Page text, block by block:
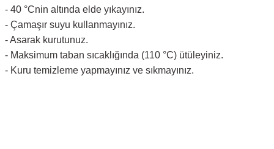
- 40 °Cnin altında elde yıkayınız.
- Çamaşır suyu kullanmayınız.
- Asarak kurutunuz.
- Maksimum taban sıcaklığında (110 °C) ütüleyiniz.
- Kuru temizleme yapmayınız ve sıkmayınız.